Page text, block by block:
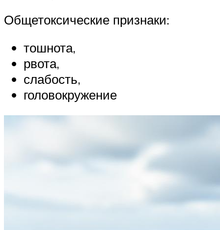
Общетоксические признаки:
тошнота,
рвота,
слабость,
головокружение